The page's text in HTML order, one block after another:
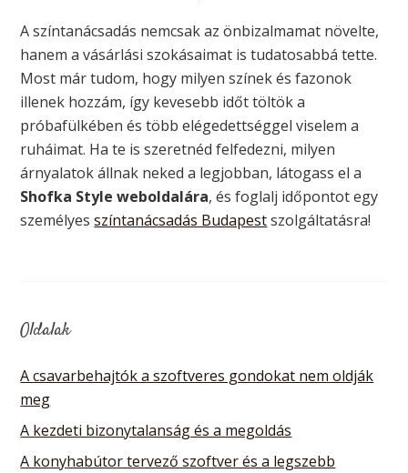
A színtanácsadás nemcsak az önbizalmamat növelte,
hanem a vásárlási szokásaimat is tudatosabbá tette.
Most már tudom, hogy milyen színek és fazonok
illenek hozzám, így kevesebb időt töltök a
próbafülkében és több elégedettséggel viselem a
ruháimat. Ha te is szeretnéd felfedezni, milyen
árnyalatok állnak neked a legjobban, látogass el a
Shofka Style weboldalára, és foglalj időpontot egy
személyesszíntanácsadás Budapestszolgáltatásra!
Oldalak
A csavarbehajtók a szoftveres gondokat nem oldják
meg
A kezdeti bizonytalanság és a megoldás
A konyhabútor tervező szoftver és a legszebb